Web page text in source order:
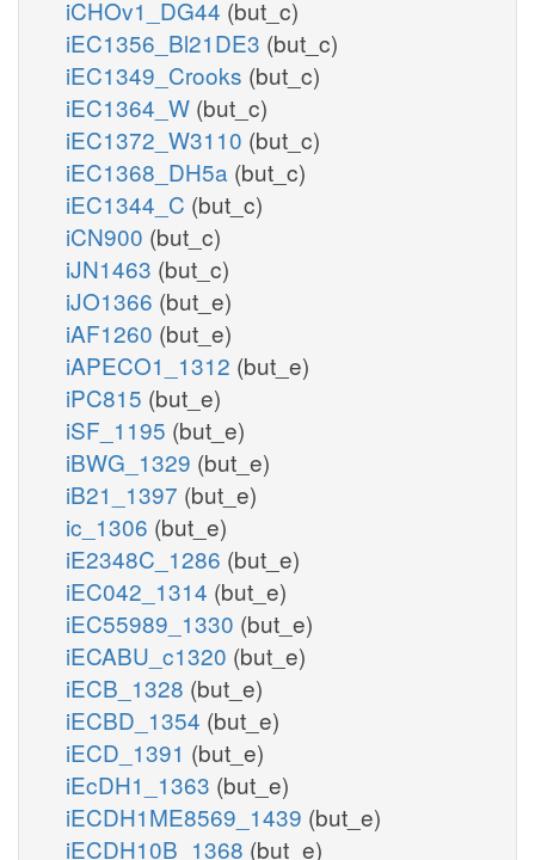
iCHOv1_DG44 (but_c)
iEC1356_Bl21DE3 (but_c)
iEC1349_Crooks (but_c)
iEC1364_W (but_c)
iEC1372_W3110 (but_c)
iEC1368_DH5a (but_c)
iEC1344_C (but_c)
iCN900 (but_c)
iJN1463 (but_c)
iJO1366 (but_e)
iAF1260 (but_e)
iAPECO1_1312 (but_e)
iPC815 (but_e)
iSF_1195 (but_e)
iBWG_1329 (but_e)
iB21_1397 (but_e)
ic_1306 (but_e)
iE2348C_1286 (but_e)
iEC042_1314 (but_e)
iEC55989_1330 (but_e)
iECABU_c1320 (but_e)
iECB_1328 (but_e)
iECBD_1354 (but_e)
iECD_1391 (but_e)
iEcDH1_1363 (but_e)
iECDH1ME8569_1439 (but_e)
iECDH10B_1368 (but_e)